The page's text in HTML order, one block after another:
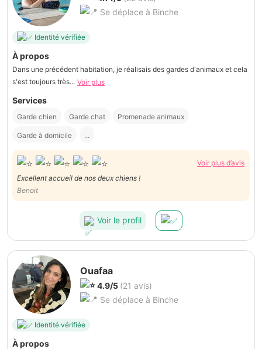
Se déplace à Binche
Identité vérifiée
À propos
Dans une précédent habitation, je réalisais des gardes d'animaux et cela
s'est toujours très... Voir plus
Services
Garde chien Garde chat Promenade animaux
Garde à domicile ...
Voir plus d’avis
Excellent accueil de nos deux chiens !
Benoit
Voir le profil
Ouafaa
4.9/5 (21 avis)
Se déplace à Binche
Identité vérifiée
À propos